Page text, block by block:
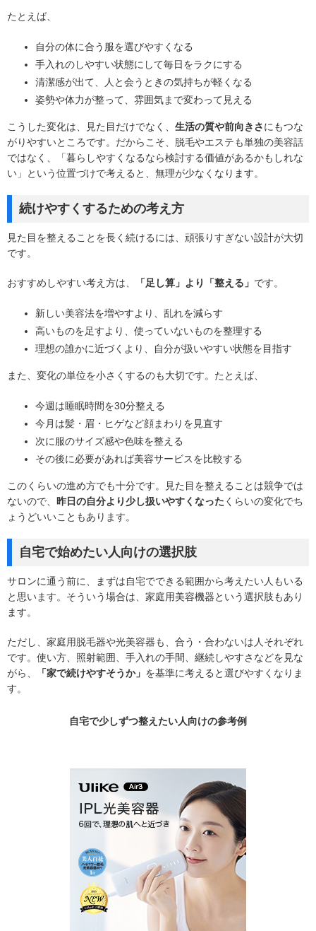
たとえば、
自分の体に合う服を選びやすくなる
手入れのしやすい状態にして毎日をラクにする
清潔感が出て、人と会うときの気持ちが軽くなる
姿勢や体力が整って、雰囲気まで変わって見える
こうした変化は、見た目だけでなく、 生活の質や前向きさにもつな
がりやすいところです。だからこそ、脱毛やエステも単独の美容話
ではなく、「暮らしやすくなるなら検討する価値があるかもしれな
い」という位置づけで考えると、無理が少なくなります。
続けやすくするための考え方
見た目を整えることを長く続けるには、頑張りすぎない設計が大切
です。
おすすめしやすい考え方は、 「足し算」より「整える」 です。
新しい美容法を増やすより、乱れを減らす
高いものを足すより、使っていないものを整理する
理想の誰かに近づくより、自分が扱いやすい状態を目指す
また、変化の単位を小さくするのも大切です。たとえば、
今週は睡眠時間を30分整える
今月は髪・眉・ヒゲなど顔まわりを見直す
次に服のサイズ感や色味を整える
その後に必要があれば美容サービスを比較する
このくらいの進め方でも十分です。見た目を整えることは競争では
ないので、 昨日の自分より少し扱いやすくなった くらいの変化でち
ょうどいいこともあります。
自宅で始めたい人向けの選択肢
サロンに通う前に、まずは自宅でできる範囲から考えたい人もいる
と思います。そういう場合は、家庭用美容機器という選択肢もあり
ます。
ただし、家庭用脱毛器や光美容器も、合う・合わないは人それぞれ
です。使い方、照射範囲、手入れの手間、継続しやすさなどを見な
がら、
「家で続けやすそうか」 を基準に考えると選びやすくなりま
す。
自宅で少しずつ整えたい人向けの参考例